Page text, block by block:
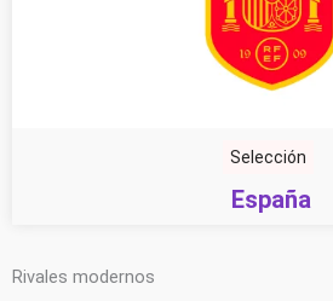
Selección
España
Rivales modernos